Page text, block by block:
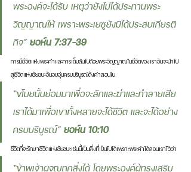
พระองค์จะได้รับ เหตุว่ายังไม่ได้ประทานพระ
วิญญาณให้ เพราะพระเยซูยังมิได้ประสบเกียรติ
กิจ” ยอห์น 7:37-39
การมีชีวิตแห่งพระคำและการเต็มล้นไปด้วยพระวิญญาณในชีวิตของเราอันจะนำไป
สู่ชีวิตแห่งชัยชนะอันอบอุ่นครบบริบูรณ์ดังคำสอนใน
“ขโมยนั้นย่อมมาเพื่อจะลักและฆ่าและทำลายเสีย
เราได้มาเพื่อเขาทั้งหลายจะได้ชีวิต และจะได้อย่าง
ครบบริบูรณ์” ยอห์น 10:10
ชีวิตที่จะรักษาชีวิตแห่งชัยชนะเช่นนี้เป็นสิ่งที่เป็นไปได้เพราะพระคำได้สอนเราไว้ว่า
“ข้าพเจ้าผจญทุกสิ่งได้ โดยพระองค์ผู้ทรงเสริม